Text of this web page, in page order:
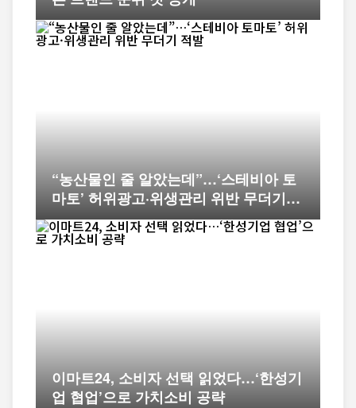
“농산물인 줄 알았는데”…‘스테비아 토
마토’ 허위광고·위생관리 위반 무더기
적발
이마트24, 소비자 선택 읽었다…‘한성기
업 협업’으로 가치소비 공략